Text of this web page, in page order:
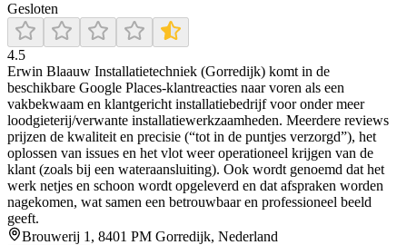
Gesloten
4.5
Erwin Blaauw Installatietechniek (Gorredijk) komt in de
beschikbare Google Places-klantreacties naar voren als een
vakbekwaam en klantgericht installatiebedrijf voor onder meer
loodgieterij/verwante installatiewerkzaamheden. Meerdere reviews
prijzen de kwaliteit en precisie (“tot in de puntjes verzorgd”), het
oplossen van issues en het vlot weer operationeel krijgen van de
klant (zoals bij een wateraansluiting). Ook wordt genoemd dat het
werk netjes en schoon wordt opgeleverd en dat afspraken worden
nagekomen, wat samen een betrouwbaar en professioneel beeld
geeft.
Brouwerij 1, 8401 PM Gorredijk, Nederland